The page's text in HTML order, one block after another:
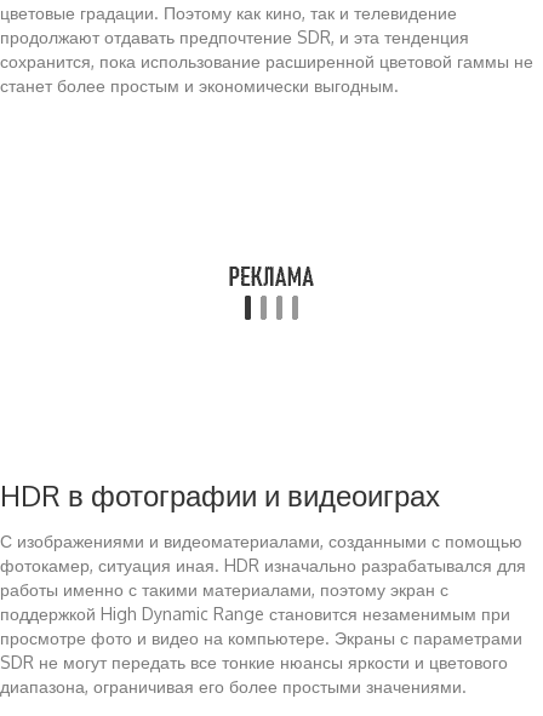
цветовые градации. Поэтому как кино, так и телевидение
продолжают отдавать предпочтение SDR, и эта тенденция
сохранится, пока использование расширенной цветовой гаммы не
станет более простым и экономически выгодным.
HDR в фотографии и видеоиграх
С изображениями и видеоматериалами, созданными с помощью
фотокамер, ситуация иная. HDR изначально разрабатывался для
работы именно с такими материалами, поэтому экран с
поддержкой High Dynamic Range становится незаменимым при
просмотре фото и видео на компьютере. Экраны с параметрами
SDR не могут передать все тонкие нюансы яркости и цветового
диапазона, ограничивая его более простыми значениями.